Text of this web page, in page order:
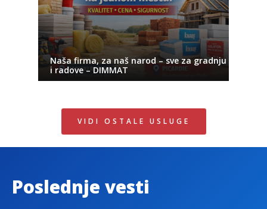
Naša firma, za naš narod – sve za gradnju
i radove – DIMMAT
VIDI OSTALE USLUGE
Poslednje vesti